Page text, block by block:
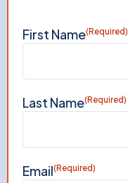
First Name(Required)
Last Name(Required)
Email(Required)